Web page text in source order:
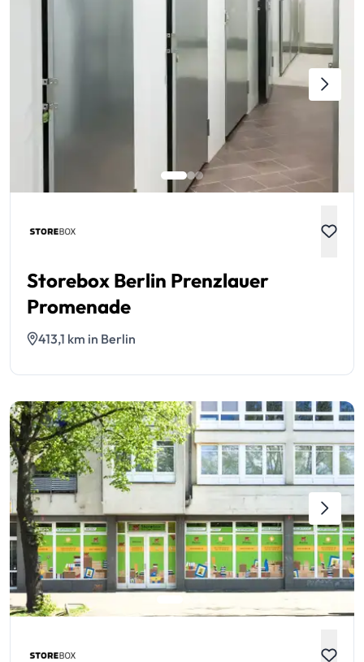
Storebox Berlin Prenzlauer
Promenade
413,1 km in Berlin